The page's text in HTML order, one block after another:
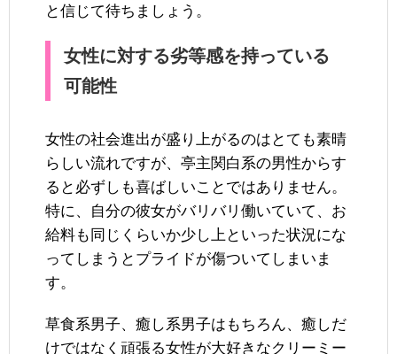
と信じて待ちましょう。
女性に対する劣等感を持っている
可能性
女性の社会進出が盛り上がるのはとても素晴
らしい流れですが、亭主関白系の男性からす
ると必ずしも喜ばしいことではありません。
特に、自分の彼女がバリバリ働いていて、お
給料も同じくらいか少し上といった状況にな
ってしまうとプライドが傷ついてしまいま
す。
草食系男子、癒し系男子はもちろん、癒しだ
けではなく頑張る女性が大好きなクリーミー